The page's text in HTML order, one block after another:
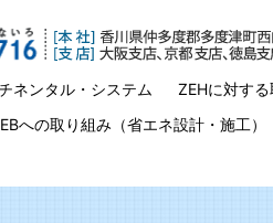
ネンタル・システム
ZEHに対す
への取り組み（省エネ設計・施工）